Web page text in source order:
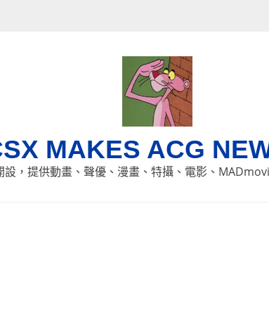
MAKES ACG
設，提供動畫、聲優、漫畫、特攝、電影、